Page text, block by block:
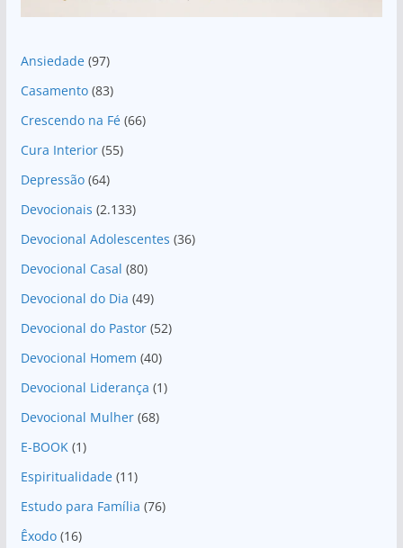
Ansiedade(97)
Casamento(83)
Crescendo na Fé(66)
Cura Interior(55)
Depressão(64)
Devocionais (2.133)
Devocional Adolescentes (36)
Devocional Casal (80)
Devocional do Dia (49)
Devocional do Pastor(52)
Devocional Homem (40)
Devocional Liderança (1)
Devocional Mulher(68)
E-BOOK (1)
Espiritualidade(11)
Estudo para Família (76)
Êxodo(16)